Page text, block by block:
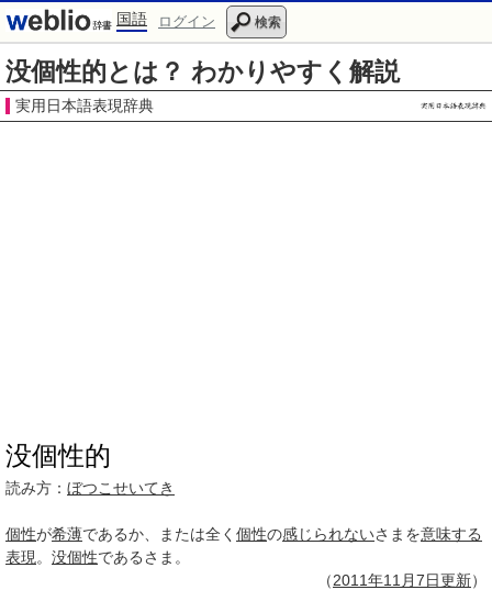
国語 ログイン 検索
没個性的とは？ わかりやすく解説
実用日本語表現辞典
没個性的
読み方： ぼつこせいてき
個性が希薄であるか、または全く 個性の感じられないさまを意味する
表現 。 没個性であるさま。
（2011年11月7日更新）